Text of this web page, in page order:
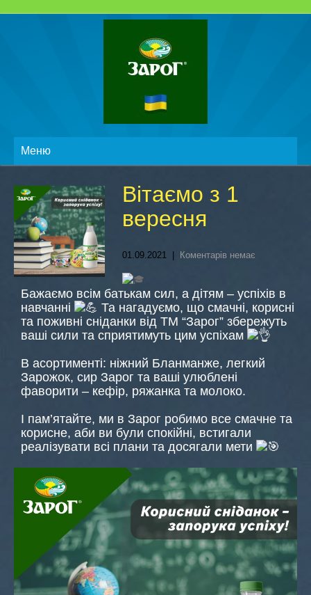
Меню
Вітаємо з 1
вересня
01.09.2021 Коментарів немає
Бажаємо всім батькам сил, а дітям – успіхів в
навчанні
Та нагадуємо, що смачні, корисні
та поживні сніданки від ТМ “Зарог” збережуть
ваші сили та сприятимуть цим успіхам
В асортименті: ніжний Бланманже, легкий
Зарожок, сир Зарог та ваші улюблені
фаворити – кефір, ряжанка та молоко.
І пам’ятайте, ми в Зарог робимо все смачне та
корисне, аби ви були спокійні, встигали
реалізувати всі плани та досягали мети